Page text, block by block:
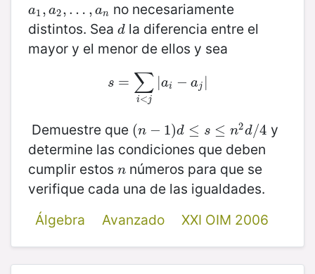
a1, a2, … , an
a1 ,a2,… , a n
no necesariamente
distintos. Sea d
d la diferencia entre el
mayor y el menor de ellos y sea
s = ∑
i<j
ai − aj
s= ∑i < |ai −a j|
Demuestre que (n − 1)d ≤ s ≤ n2d/4
(n−1 )d≤s ≤ n2 d/ 4
y
determine las condiciones que deben
cumplir estos n
n números para que se
verifique cada una de las igualdades.
Álgebra
Avanzado XXI OIM 2006